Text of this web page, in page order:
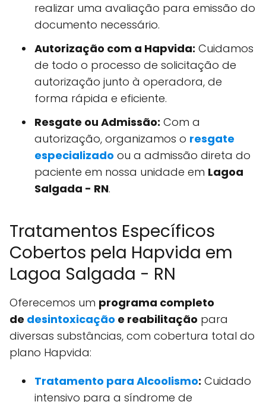
realizar uma avaliação para emissão do
documento necessário.
Autorização com a Hapvida: Cuidamos
de todo o processo de solicitação de
autorização junto à operadora, de
forma rápida e eficiente.
Resgate ou Admissão: Com a
autorização, organizamos o resgate
especializado ou a admissão direta do
paciente em nossa unidade em Lagoa
Salgada - RN.
Tratamentos Específicos
Cobertos pela Hapvida em
Lagoa Salgada - RN
Oferecemos um programa completo
de desintoxicação e reabilitação para
diversas substâncias, com cobertura total do
plano Hapvida:
Tratamento para Alcoolismo: Cuidado
intensivo para a síndrome de